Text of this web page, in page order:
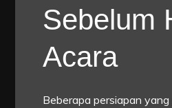
Sebelum
Acara
Beberapa persiapan yang